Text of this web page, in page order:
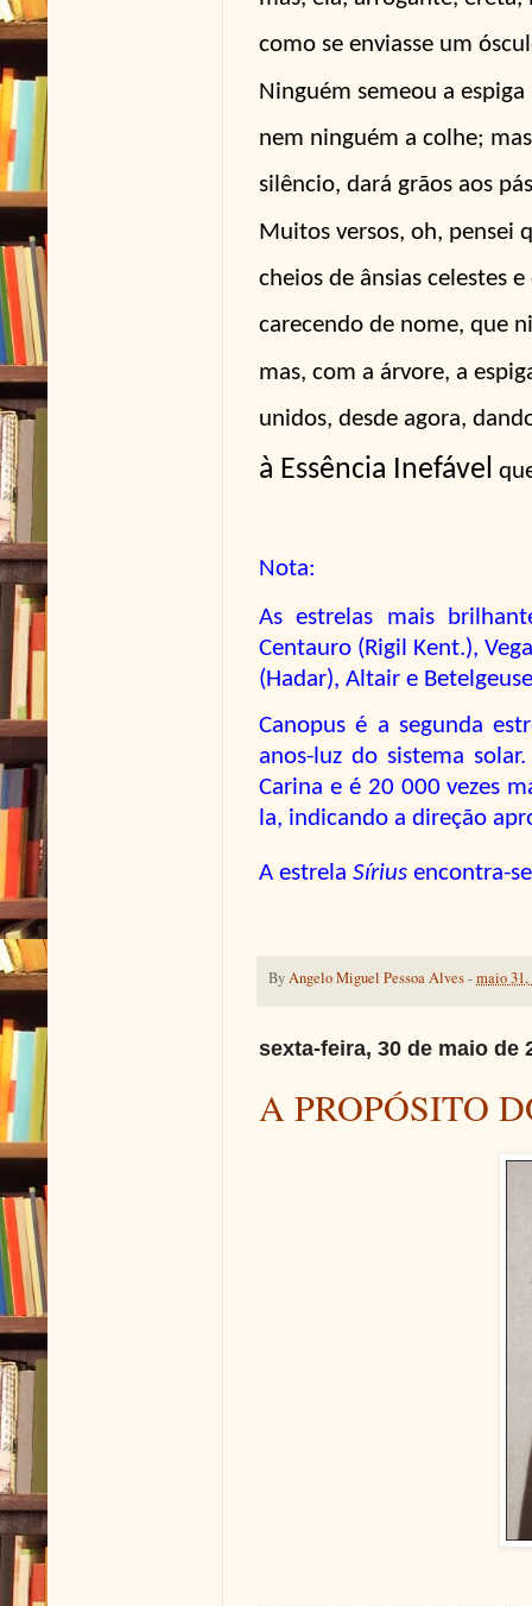
como se enviasse um
Ninguém semeou a
nem ninguém a colhe;
silêncio, dará grãos aos
Muitos versos, oh, pensei
cheios de ânsias celestes
carecendo de nome, que
mas, com a árvore, a
unidos, desde agora,
à Essência Inefável
Nota:
As estrelas mais
Centauro (Rigil Kent.),
(Hadar), Altair e
Canopus é a segunda
anos-luz do sistema
Carina e é 20 000 vezes
la, indicando a direção
A estrela Sírius encontra-
ByAngelo Miguel Pessoa Alves-maio 31,
sexta-feira, 30 de maio de
A PROPÓSITO